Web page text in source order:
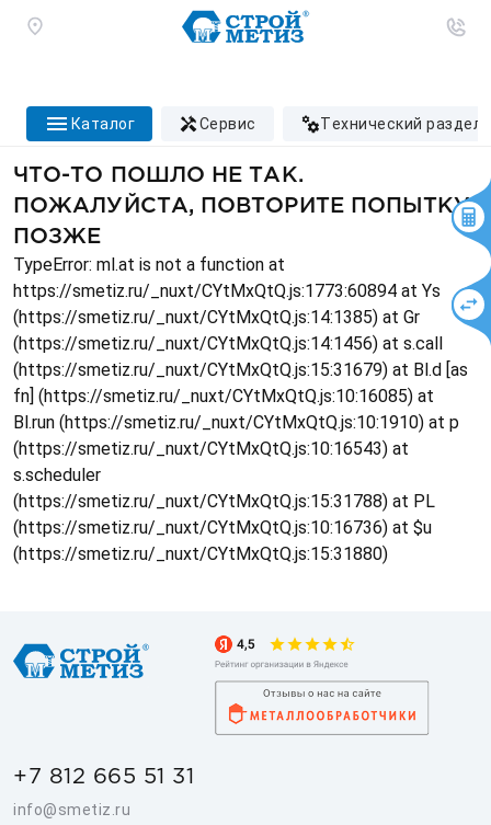
каталог сервис технический раздел
ЧТО-ТО ПОШЛО НЕ ТАК.
ПОЖАЛУЙСТА, ПОВТОРИТЕ ПОПЫТКУ
ПОЗЖЕ
TypeError: ml.at is not a function at
https://smetiz.ru/_nuxt/CYtMxQtQ.js:1773:60894 at Ys
(https://smetiz.ru/_nuxt/CYtMxQtQ.js:14:1385) at Gr
(https://smetiz.ru/_nuxt/CYtMxQtQ.js:14:1456) at s.call
(https://smetiz.ru/_nuxt/CYtMxQtQ.js:15:31679) at Bl.d [as
fn] (https://smetiz.ru/_nuxt/CYtMxQtQ.js:10:16085) at
Bl.run (https://smetiz.ru/_nuxt/CYtMxQtQ.js:10:1910) at p
(https://smetiz.ru/_nuxt/CYtMxQtQ.js:10:16543) at
s.scheduler
(https://smetiz.ru/_nuxt/CYtMxQtQ.js:15:31788) at PL
(https://smetiz.ru/_nuxt/CYtMxQtQ.js:10:16736) at $u
(https://smetiz.ru/_nuxt/CYtMxQtQ.js:15:31880)
+7 812 665 51 31
info@smetiz.ru